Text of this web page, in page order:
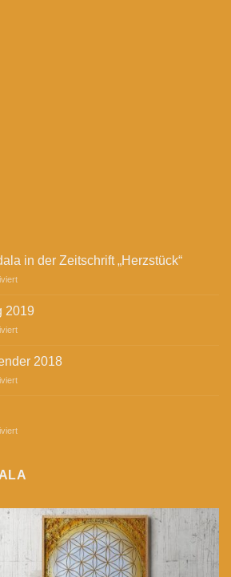
in der Zeitschrift „Herzstück“
für
Mandala
der
„Herzstück“
2019
für
Healing2018
für
für
eins